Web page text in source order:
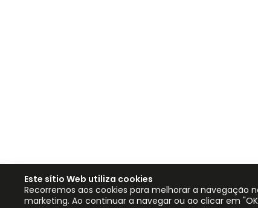
Este sítio Web utiliza cookies
Recorremos aos cookies para melhorar a navegação
marketing. Ao continuar a navegar ou ao clicar em